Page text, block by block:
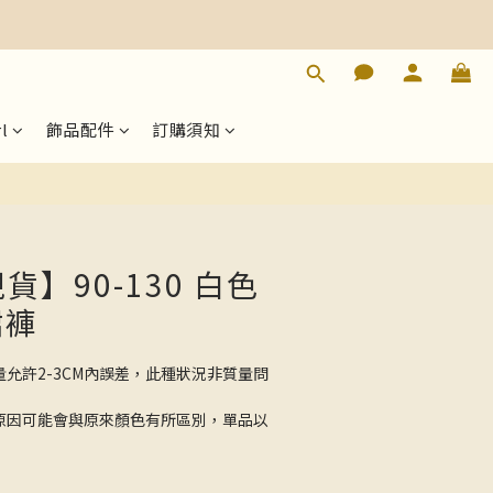
飾品配件 訂購須知
】90-130 白色
允許2-3CM內誤差，此種狀況非質量問
可能會與原來顏色有所區別，單品以
立即購買